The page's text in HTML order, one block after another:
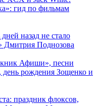
гид по фильмам
назад не стало
Дмитрия Поднозова
Афиши», песни
рождения Зощенко и
праздник флоксов,